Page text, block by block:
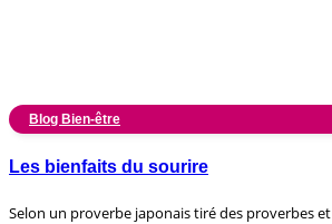
Blog Bien-être
Les bienfaits du sourire
Selon un proverbe japonais tiré des proverbes et